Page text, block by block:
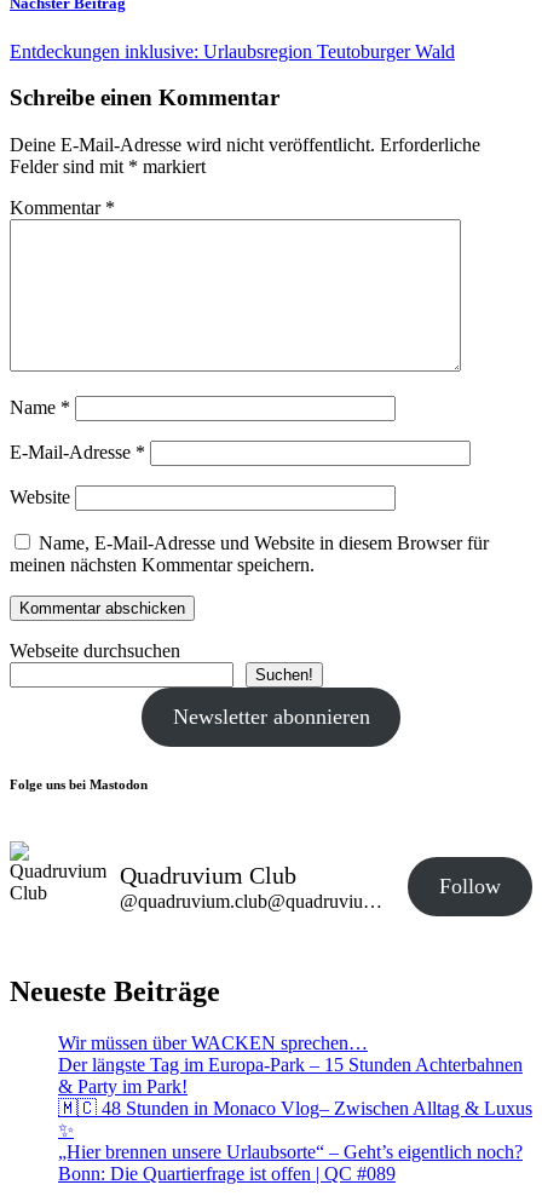
Entdeckungen inklusive: Urlaubsregion Teutoburger Wald
Schreibe einen Kommentar
Deine E-Mail-Adresse wird nicht veröffentlicht. Erforderliche
Felder sind mit * markiert
Kommentar *
Name *
E-Mail-Adresse *
Website
Name, E-Mail-Adresse und Website in diesem Browser für
meinen nächsten Kommentar speichern.
Webseite durchsuchen
Suchen!
Newsletter abonnieren
Folge uns bei Mastodon
Quadruvium Club
@quadruvium.club@quadruvium.club
Follow
Neueste Beiträge
Wir müssen über WACKEN sprechen…
Der längste Tag im Europa-Park – 15 Stunden Achterbahnen
& Party im Park!
🇲🇨 48 Stunden in Monaco Vlog– Zwischen Alltag & Luxus
✨
„Hier brennen unsere Urlaubsorte“ – Geht’s eigentlich noch?
Bonn: Die Quartierfrage ist offen | QC #089